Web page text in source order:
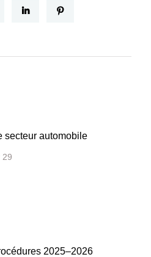
secteur automobile
29
2025–2026